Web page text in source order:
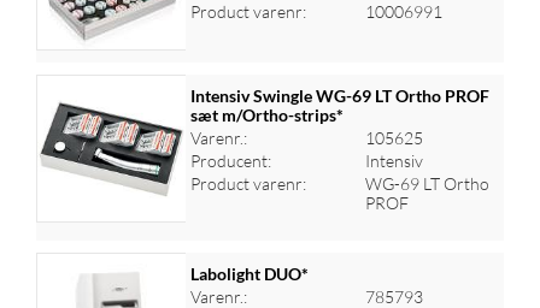
Product varenr:
10006991
Log ind for at se priser
Intensiv Swingle WG-69 LT Ortho PROF
sæt m/Ortho-strips*
Varenr.:
105625
Producent:
Intensiv
Product varenr:
WG-69 LT Ortho
PROF
Labolight DUO*
Varenr.:
785793